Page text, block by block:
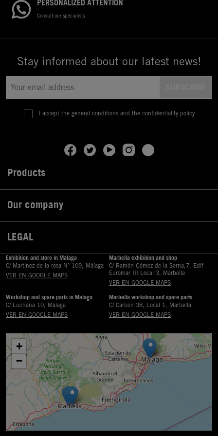
PERSONALIZED ATTENTION
Consult our specialists
Stay informed about our latest news!
I accept the general conditions and the confidentiality policy
Products
Our company
LEGAL
Exhibition and store in Malaga
C/ Martinez de la rosa Nº 109, Málaga
VER EN GOOGLE MAPS
Marbella exhibition and shop
C/ Ramón Gómez de la Serna,7, Edif
Euromar III Local 3, Marbella
VER EN GOOGLE MAPS
Workshop and spare parts in Malaga
C/ Luchana 10, Málaga
VER EN GOOGLE MAPS
Marbella workshop and spare parts
C/ Carbón 38, Local 1, Marbella
VER EN GOOGLE MAPS
+
−